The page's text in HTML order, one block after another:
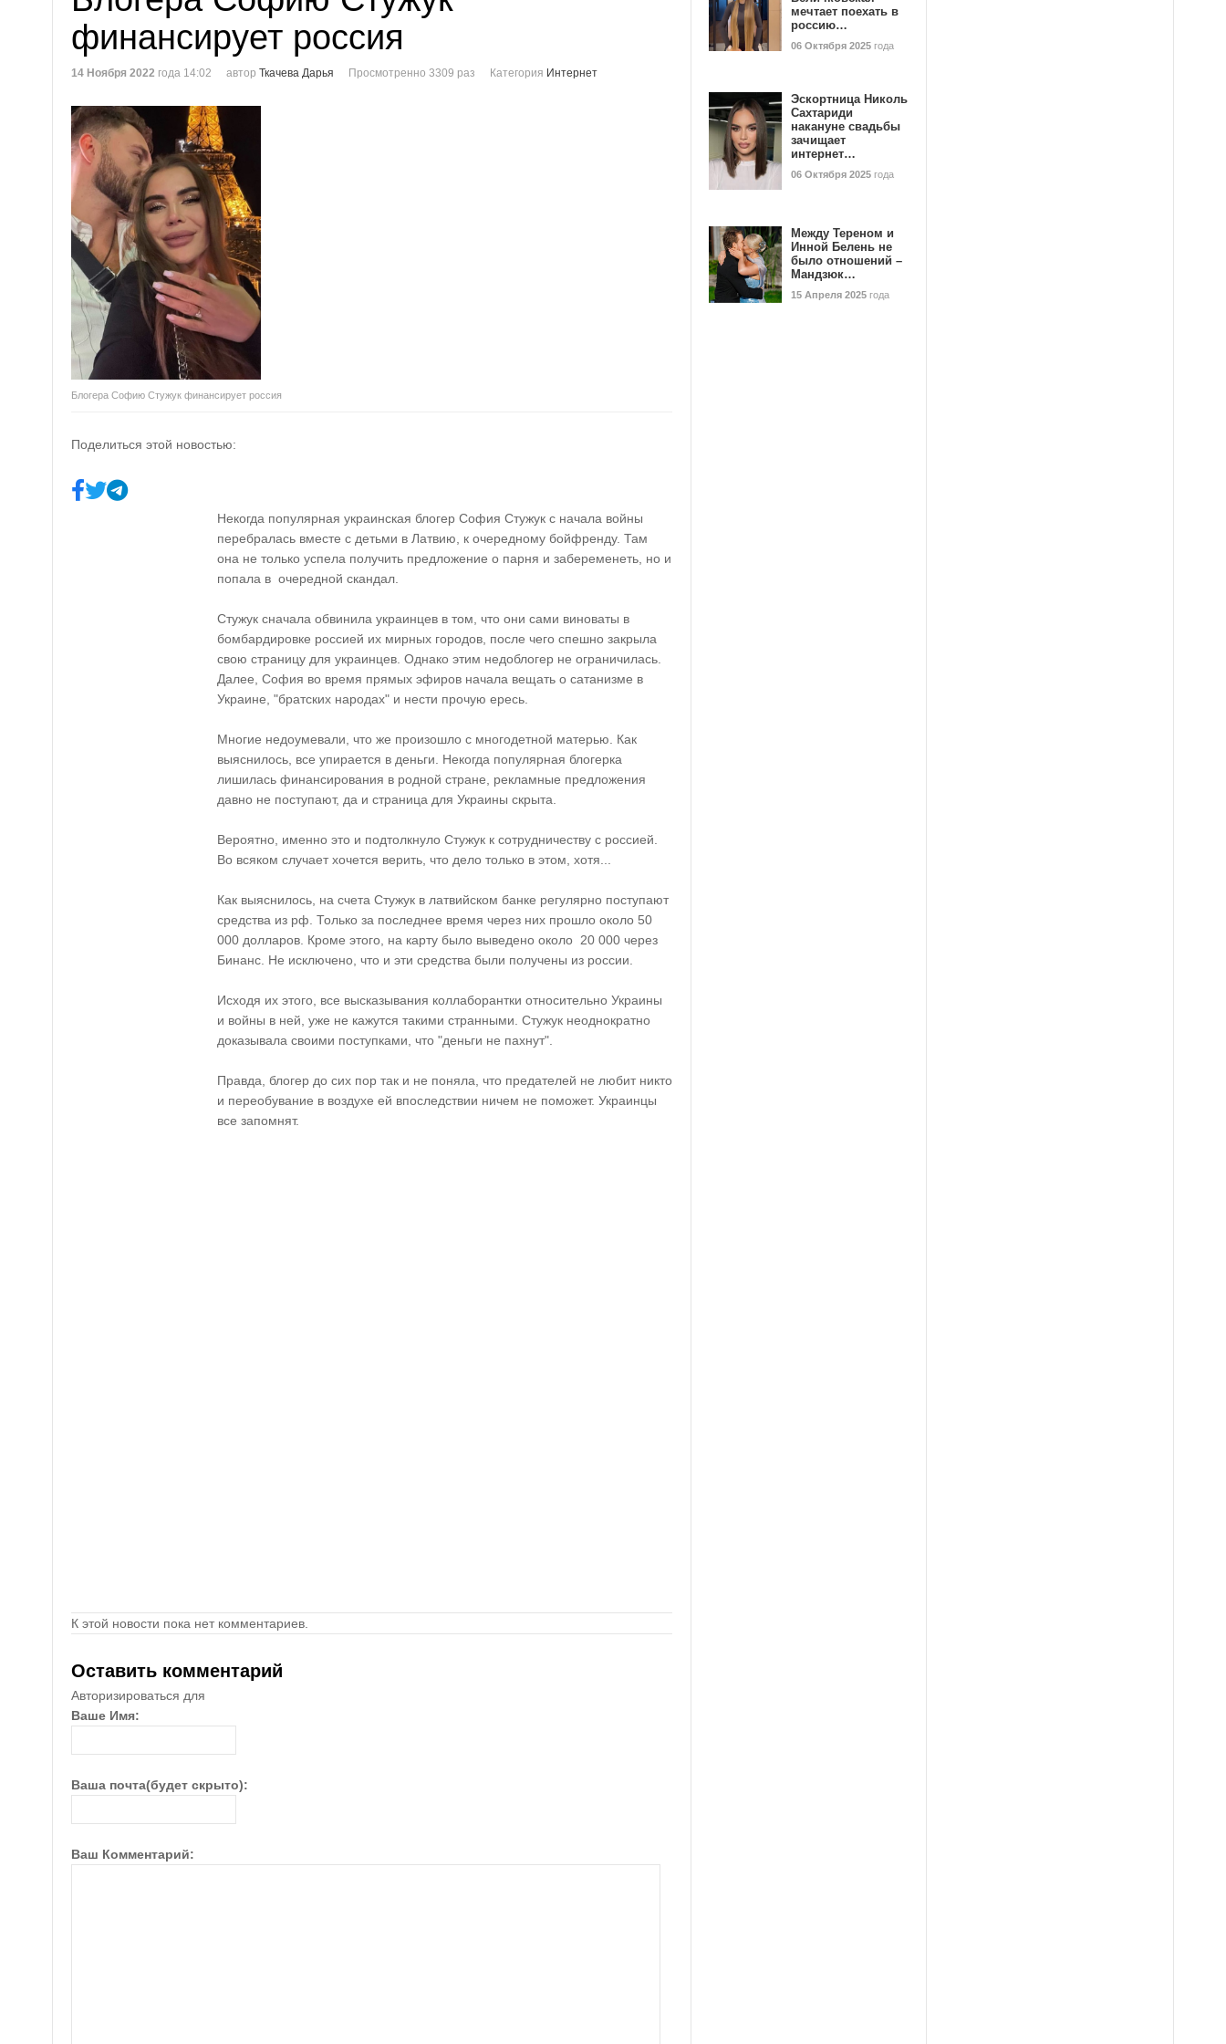
финансирует россия
14 Ноября 2022 года 14:02 автор Ткачева Дарья Просмотренно 3309 раз Категория Интернет
Блогера Софию Стужук финансирует россия
Поделиться этой новостью:
Некогда популярная украинская блогер София Стужук с начала войны
перебралась вместе с детьми в Латвию, к очередному бойфренду. Там
она не только успела получить предложение о парня и забеременеть, но и
попала в очередной скандал.
Стужук сначала обвинила украинцев в том, что они сами виноваты в
бомбардировке россией их мирных городов, после чего спешно закрыла
свою страницу для украинцев. Однако этим недоблогер не ограничилась.
Далее, София во время прямых эфиров начала вещать о сатанизме в
Украине, "братских народах" и нести прочую ересь.
Многие недоумевали, что же произошло с многодетной матерью. Как
выяснилось, все упирается в деньги. Некогда популярная блогерка
лишилась финансирования в родной стране, рекламные предложения
давно не поступают, да и страница для Украины скрыта.
Вероятно, именно это и подтолкнуло Стужук к сотрудничеству с россией.
Во всяком случает хочется верить, что дело только в этом, хотя...
Как выяснилось, на счета Стужук в латвийском банке регулярно поступают
средства из рф. Только за последнее время через них прошло около 50
000 долларов. Кроме этого, на карту было выведено около 20 000 через
Бинанс. Не исключено, что и эти средства были получены из россии.
Исходя их этого, все высказывания коллаборантки относительно Украины
и войны в ней, уже не кажутся такими странными. Стужук неоднократно
доказывала своими поступками, что "деньги не пахнут".
Правда, блогер до сих пор так и не поняла, что предателей не любит никто
и переобувание в воздухе ей впоследствии ничем не поможет. Украинцы
все запомнят.
К этой новости пока нет комментариев.
Оставить комментарий
Авторизироваться для
Ваше Имя:
Ваша почта(будет скрыто):
Ваш Комментарий:
мечтает поехать в
россию…
06 Октября 2025 года
Эскортница Николь
Сахтариди
накануне свадьбы
зачищает
интернет…
06 Октября 2025 года
Между Тереном и
Инной Белень не
было отношений –
Мандзюк…
15 Апреля 2025 года